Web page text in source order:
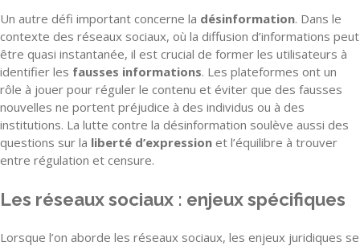
Un autre défi important concerne la désinformation. Dans le
contexte des réseaux sociaux, où la diffusion d’informations peut
être quasi instantanée, il est crucial de former les utilisateurs à
identifier les fausses informations. Les plateformes ont un
rôle à jouer pour réguler le contenu et éviter que des fausses
nouvelles ne portent préjudice à des individus ou à des
institutions. La lutte contre la désinformation soulève aussi des
questions sur la liberté d’expression et l’équilibre à trouver
entre régulation et censure.
Les réseaux sociaux : enjeux spécifiques
Lorsque l’on aborde les réseaux sociaux, les enjeux juridiques se